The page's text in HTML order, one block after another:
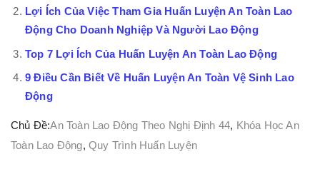
Lợi Ích Của Việc Tham Gia Huấn Luyện An Toàn Lao
Động Cho Doanh Nghiệp Và Người Lao Động
Top 7 Lợi Ích Của Huấn Luyện An Toàn Lao Động
9 Điều Cần Biết Về Huấn Luyện An Toàn Vệ Sinh Lao
Động
Chủ Đề:An Toàn Lao Động Theo Nghị Định 44, Khóa Học An
Toàn Lao Động,Quy Trình Huấn Luyện